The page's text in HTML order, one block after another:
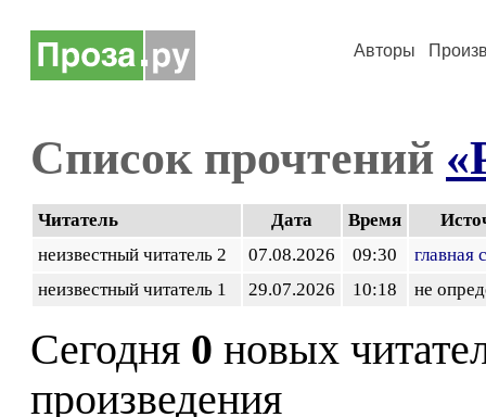
Авторы
Список прочтений
Читатель Дата Время
неизвестный читатель 2
07.08.2026 09:30
главная
неизвестный читатель 1
29.07.2026 10:18 не
Сегодня 0 новых
произведения